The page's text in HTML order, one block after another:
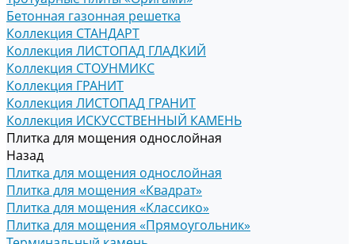
Бетонная газонная решетка
Коллекция СТАНДАРТ
Коллекция ЛИСТОПАД ГЛАДКИЙ
Коллекция СТОУНМИКС
Коллекция ГРАНИТ
Коллекция ЛИСТОПАД ГРАНИТ
Коллекция ИСКУССТВЕННЫЙ КАМЕНЬ
Плитка для мощения однослойная
Назад
Плитка для мощения однослойная
Плитка для мощения «Квадрат»
Плитка для мощения «Классико»
Плитка для мощения «Прямоугольник»